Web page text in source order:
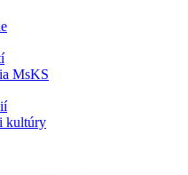
MsKS
kultúry